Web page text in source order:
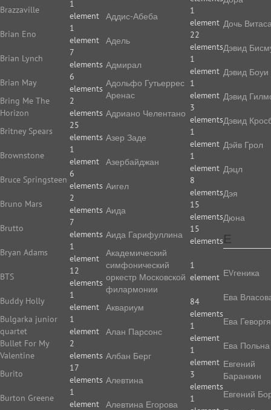
Brazzaville
1
element
Brian Eno
1
element
Brian Lynch
7
elements
Brian May
6
elements
Bring Me The
Horizon
2
elements
Britney Spears
25
elements
Brownstone
1
element
Bruce Springsteen
6
elements
Bruno Mars
2
elements
Brutto
7
elements
Bryan Adams
1
element
BTS
12
elements
Buddy Holly
1
element
Bulgarka junior
quartet
1
element
Bullet For My
Valentine
2
elements
Burito
17
elements
Burton Greene
1
element
Аддис-Абеба
1
element
Адель
22
elements
Адмирал
1
element
Адольфо Гутьеррес
Аренас
1
element
Адриано Челентано
3
elements
Азер Заде
1
element
Азербайджан
1
element
Аигел
8
elements
Аида
15
elements
Аида Гарифуллина
15
elements
Академический
симфонический
оркестр Московской
филармонии
1
element
Аквариум
84
elements
Алан Парсонс
1
element
Албан Берг
1
element
Алевтина
3
elements
Алевтина Егорова
1
Дочь
Дэвид
Дэвид Боуи
Дэвид
Дэвид
Дэйв Грол
Дэцл
Дэя
Дюна
Е
ЕVгеника
Ева
Ева
Ева Польна
Евгений
Баранкин
Евгений